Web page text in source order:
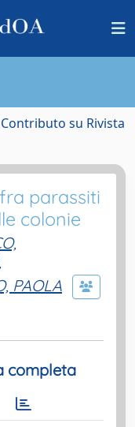
su Rivista
parassiti
colonie
PAOLA
completa